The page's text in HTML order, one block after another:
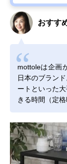
おすす
mottoleは企画
日本のブラン
ートといった
きる時間（定